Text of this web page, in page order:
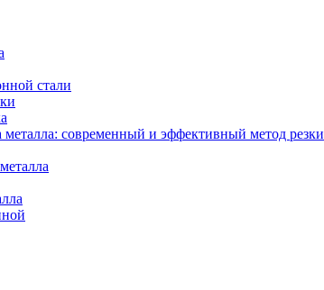
стали
металла: современный и эффективный метод резки